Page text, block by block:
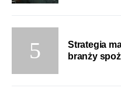
Strategia
branży